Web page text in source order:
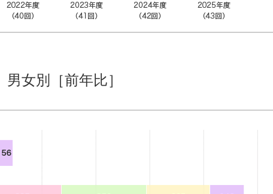
女別［前年比］